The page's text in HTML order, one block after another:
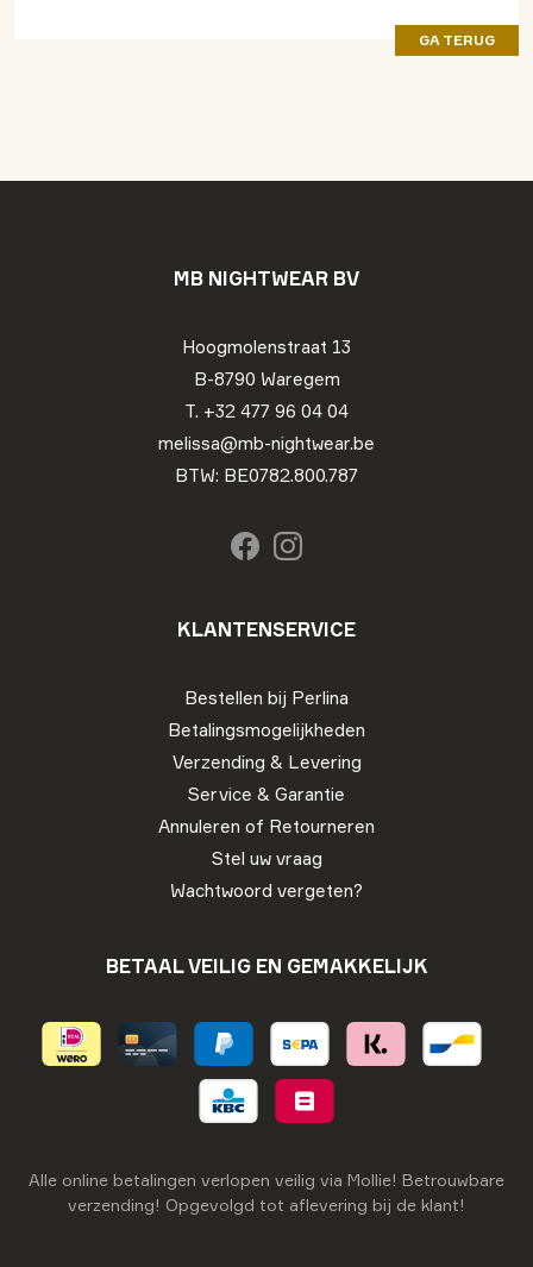
GA TERUG
MB NIGHTWEAR BV
Hoogmolenstraat 13
B-8790 Waregem
T. +32 477 96 04 04
melissa@mb-nightwear.be
BTW: BE0782.800.787
KLANTENSERVICE
Bestellen bij Perlina
Betalingsmogelijkheden
Verzending & Levering
Service & Garantie
Annuleren of Retourneren
Stel uw vraag
Wachtwoord vergeten?
BETAAL VEILIG EN GEMAKKELIJK
Alle online betalingen verlopen veilig via Mollie! Betrouwbare
verzending! Opgevolgd tot aflevering bij de klant!